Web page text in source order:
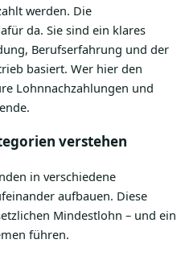
werden. Die
da. Sie sind ein klares
Berufserfahrung und der
basiert. Wer hier den
Lohnnachzahlungen und
verstehen
in verschiedene
aufbauen. Diese
Mindestlohn – und ein
führen.